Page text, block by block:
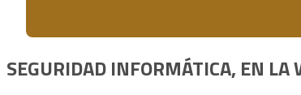
SEGURIDAD INFORMÁTICA, EN LA